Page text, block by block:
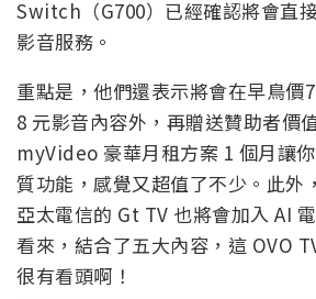
Switch（G700）已經確認將會直
影音服務。
重點是，他們還表示將會在早鳥價
8 元影音內容外，再贈送贊助者價
myVideo 豪華月租方案 1 個月讓
質功能，感覺又超值了不少。此外
亞太電信的 Gt TV 也將會加入 AI
看來，結合了五大內容，這 OVO
很有看頭啊！